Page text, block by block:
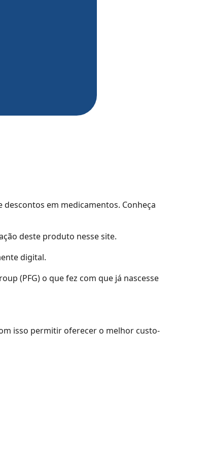
em medicamentos. Conheça
deste produto nesse site.
digital.
(PFG) o que fez com que já nascesse
isso permitir oferecer o melhor custo-